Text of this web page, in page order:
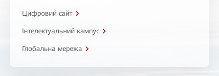
Цифровий сайт
Інтелектуальний кампус
Глобальна мережа